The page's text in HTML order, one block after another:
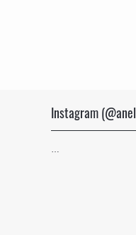
Instagram
…